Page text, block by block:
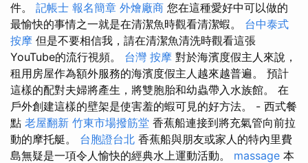
件。 記帳士 報名簡章 外燴廠商 您在這種愛好中可以做的
最愉快的事情之一就是在清潔魚時觀看清潔蝦。 台中泰式
按摩 但是不要相信我，請在清潔魚清洗時觀看這張
YouTube的流行視頻。 台灣 按摩 對於海濱度假主人來說，
租用房屋作為額外服務的海濱度假主人越來越普遍。 預計
這樣的配對夫婦將產生，將雙胞胎和幼蟲帶入水族館。 在
戶外創建這樣的壁架是使害羞的蝦可見的好方法。 - 西式餐
點 老屋翻新 竹東市場撥筋堂 香蕉船連接到將充氣管向前拉
動的摩托艇。 台胞證台北 香蕉船與朋友或家人的特內里費
島無疑是一項令人愉快的經典水上運動活動。 massage 本